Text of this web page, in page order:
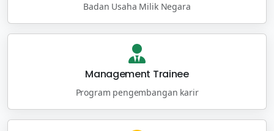
Badan Usaha Milik Negara
Management Trainee
Program pengembangan karir